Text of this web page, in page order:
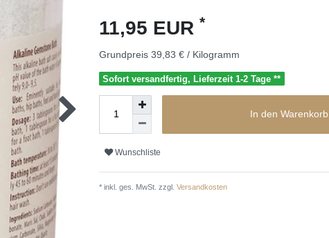
11,95 EUR *
Grundpreis 39,83 € / Kilogramm
Sofort versandfertig, Lieferzeit 1-2 Tage **
In den Warenkorb
Wunschliste
* inkl. ges. MwSt. zzgl. Versandkosten